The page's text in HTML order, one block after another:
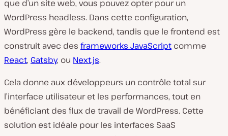
que d’un site web, vous pouvez opter pour un
WordPress headless. Dans cette configuration,
WordPress gère le backend, tandis que le frontend est
construit avec des frameworks JavaScript comme
React, Gatsby, ou Next.js.
Cela donne aux développeurs un contrôle total sur
l’interface utilisateur et les performances, tout en
bénéficiant des flux de travail de WordPress. Cette
solution est idéale pour les interfaces SaaS